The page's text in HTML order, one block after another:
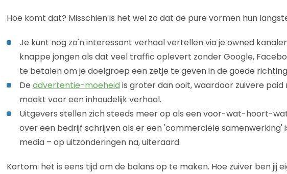
Hoe komt dat? Misschien is het wel zo dat de pure vormen hun
Je kunt nog zo'n interessant verhaal vertellen via je owned
knappe jongen als dat veel traffic oplevert zonder Google,
te betalen om je doelgroep een zetje te geven in de goede
De advertentie-moeheid is groter dan ooit, waardoor zuivere
maakt voor een inhoudelijk verhaal.
Uitgevers stellen zich steeds meer op als een voor-wat-hoort-
over een bedrijf schrijven als er een 'commerciële samenwerking'
media – op uitzonderingen na, uiteraard.
Kortom: het is eens tijd om de balans op te maken. Hoe zuiver ben jij